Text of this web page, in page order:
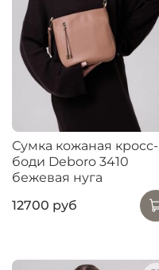
Сумка кожаная кросс-
боди Deboro 3410
бежевая нуга
12700 руб